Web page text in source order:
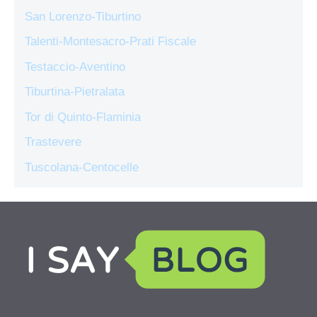
San Lorenzo-Tiburtino
Talenti-Montesacro-Prati Fiscale
Testaccio-Aventino
Tiburtina-Pietralata
Tor di Quinto-Flaminia
Trastevere
Tuscolana-Centocelle